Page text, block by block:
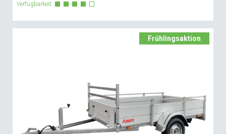
Verfügbarkeit:
Frühlingsaktion